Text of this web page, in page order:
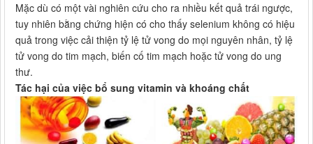
Mặc dù có một vài nghiên cứu cho ra nhiều kết quả trái ngược,
tuy nhiên bằng chứng hiện có cho thấy selenium không có hiệu
quả trong việc cải thiện tỷ lệ tử vong do mọi nguyên nhân, tỷ lệ
tử vong do tim mạch, biến cố tim mạch hoặc tử vong do ung
thư.
Tác hại của việc bổ sung vitamin và khoáng chất